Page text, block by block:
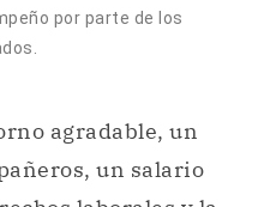
por parte de los
agradable, un
un salario